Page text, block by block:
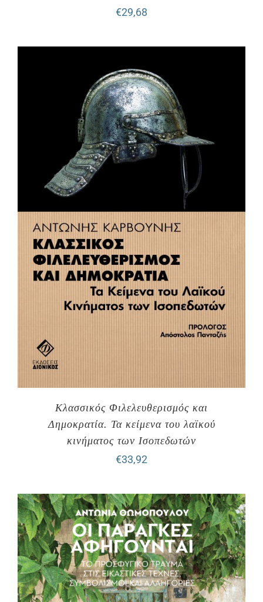
€29,68
Κλασσικός Φιλελευθερισμός και
Δημοκρατία. Τα κείμενα του λαϊκού
κινήματος των Ισοπεδωτών
€33,92